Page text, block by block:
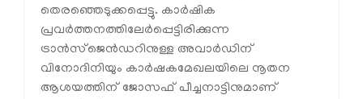
തെരഞ്ഞെടുക്കപ്പെട്ടു. കാർഷിക
പ്രവർത്തനത്തിലേർപ്പെട്ടിരിക്കുന്ന
ട്രാൻസ്‌ജെൻഡറിനുള്ള അവാർഡിന്
വിനോദിനിയും കാർഷകമേഖലയിലെ നൂതന
ആശയത്തിന് ജോസഫ് പീച്ചനാട്ടിനുമാണ്